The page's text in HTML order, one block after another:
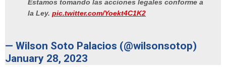
Estamos tomando las acciones legales conforme a
la Ley. pic.twitter.com/Yoekt4C1K2
— Wilson Soto Palacios (@wilsonsotop)
January 28, 2023